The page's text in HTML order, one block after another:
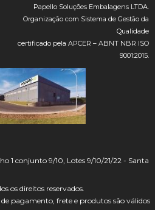
Papello Soluções Embalagens LTDA.
Organização com Sistema de Gestão da
Qualidade
certificado pela APCER – ABNT NBR ISO
9001:2015.
1 conjunto 9/10, Lotes 9/10/21/22 - Santa
os direitos reservados.
pagamento, frete e produtos são válidos